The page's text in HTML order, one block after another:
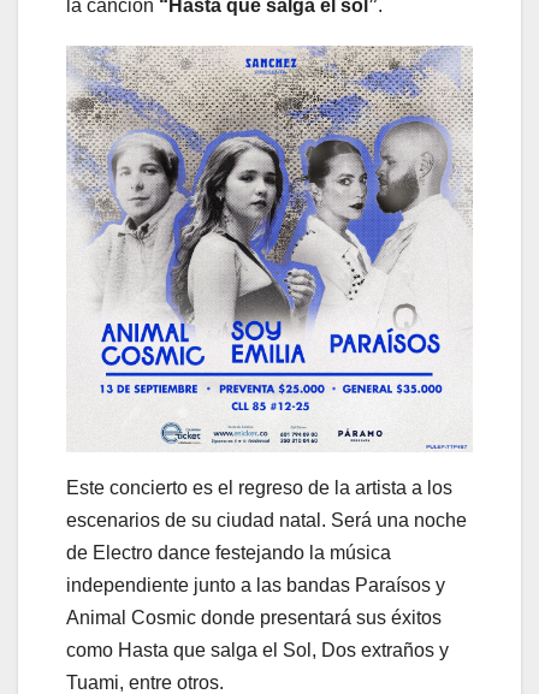
la canción “Hasta que salga el sol”.
Este concierto es el regreso de la artista a los
escenarios de su ciudad natal. Será una noche
de Electro dance festejando la música
independiente junto a las bandas Paraísos y
Animal Cosmic donde presentará sus éxitos
como Hasta que salga el Sol, Dos extraños y
Tuami, entre otros.